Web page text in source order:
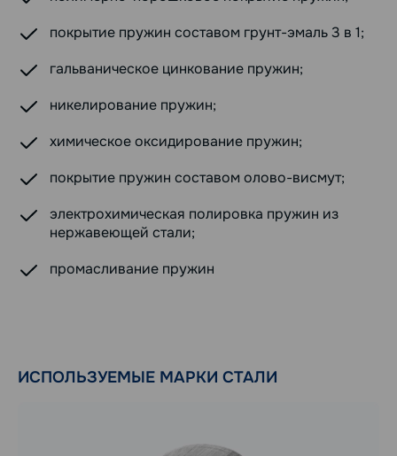
покрытие пружин составом грунт-эмаль 3 в 1;
гальваническое цинкование пружин;
никелирование пружин;
химическое оксидирование пружин;
покрытие пружин составом олово-висмут;
электрохимическая полировка пружин из
нержавеющей стали;
промасливание пружин
ИСПОЛЬЗУЕМЫЕ МАРКИ СТАЛИ